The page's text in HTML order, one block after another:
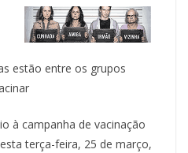
estão entre os grupos
à campanha de vacinação
terça-feira, 25 de março,